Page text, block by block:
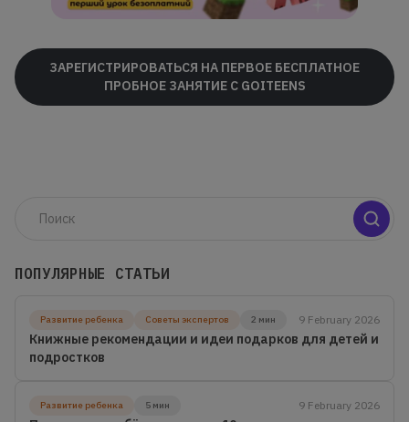
ЗАРЕГИСТРИРОВАТЬСЯ НА ПЕРВОЕ БЕСПЛАТНОЕ
ПРОБНОЕ ЗАНЯТИЕ С GOITEENS
ПОПУЛЯРНЫЕ СТАТЬИ
Развитие ребенка Советы экспертов 2 мин 9 February 2026
Книжные рекомендации и идеи подарков для детей и
подростков
Развитие ребенка 5 мин 9 February 2026